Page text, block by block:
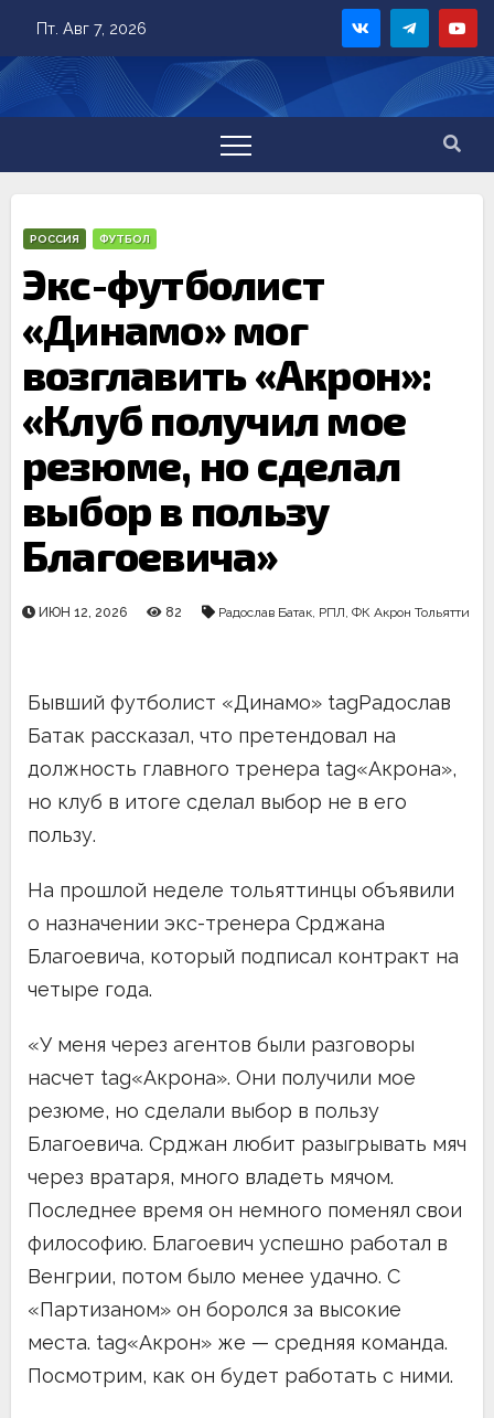
content
Пт. Авг 7, 2026
РОССИЯ ФУТБОЛ
Экс-футболист
«Динамо» мог
возглавить «Акрон»:
«Клуб получил мое
резюме, но сделал
выбор в пользу
Благоевича»
ИЮН 12, 2026 82 Радослав Батак, РПЛ, ФК Акрон Тольятти
Бывший футболист «Динамо» tagРадослав
Батак рассказал, что претендовал на
должность главного тренера tag«Акрона»,
но клуб в итоге сделал выбор не в его
пользу.
На прошлой неделе тольяттинцы объявили
о назначении экс-тренера Срджана
Благоевича, который подписал контракт на
четыре года.
«У меня через агентов были разговоры
насчет tag«Акрона». Они получили мое
резюме, но сделали выбор в пользу
Благоевича. Срджан любит разыгрывать мяч
через вратаря, много владеть мячом.
Последнее время он немного поменял свои
философию. Благоевич успешно работал в
Венгрии, потом было менее удачно. С
«Партизаном» он боролся за высокие
места. tag«Акрон» же — средняя команда.
Посмотрим, как он будет работать с ними.